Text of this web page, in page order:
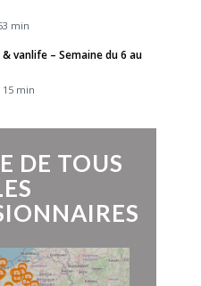
min
vanlife – Semaine du 6 au
15 min
DE TOUS